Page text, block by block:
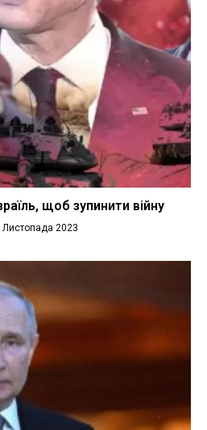
щоб зупинити війну
Листопада 2023